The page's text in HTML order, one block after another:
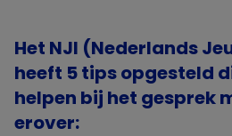
Het NJI (Nederlands
heeft 5 tips opgesteld
helpen bij het gesprek
erover: